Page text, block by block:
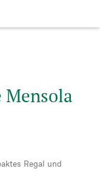
Mensola
Regal und